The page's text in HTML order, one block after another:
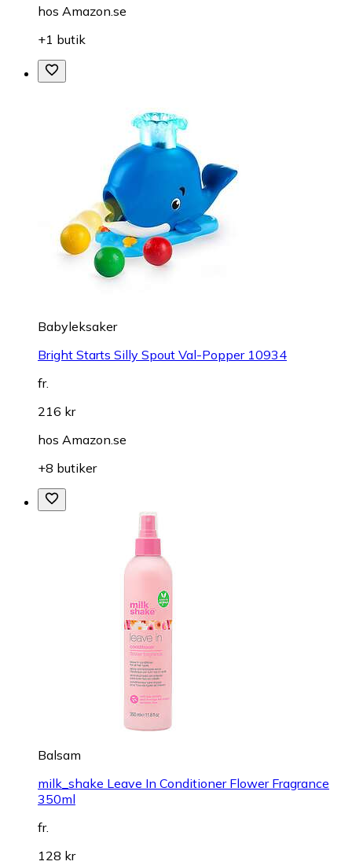
hos Amazon.se
+1 butik
Babyleksaker
Bright Starts Silly Spout Val-Popper 10934
fr.
216 kr
hos Amazon.se
+8 butiker
Balsam
milk_shake Leave In Conditioner Flower Fragrance
350ml
fr.
128 kr